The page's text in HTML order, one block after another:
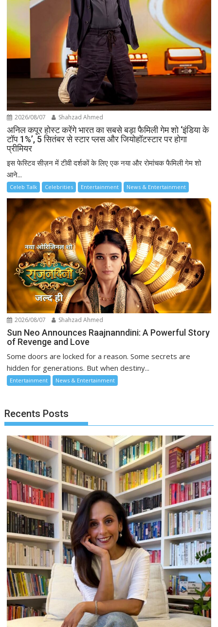
2026/08/07 Shahzad Ahmed
अनिल कपूर होस्ट करेंगे भारत का सबसे बड़ा फैमिली गेम शो ‘इंडिया के
टॉप 1%’, 5 सितंबर से स्टार प्लस और जियोहॉटस्टार पर होगा
प्रीमियर
इस फेस्टिव सीज़न में टीवी दर्शकों के लिए एक नया और रोमांचक फैमिली गेम शो
आने...
Celeb Talk Celebrities Entertainment News & Entertainment
2026/08/07 Shahzad Ahmed
Sun Neo Announces Raajnanndini: A Powerful Story
of Revenge and Love
Some doors are locked for a reason. Some secrets are
hidden for generations. But when destiny...
Entertainment News & Entertainment
Recents Posts